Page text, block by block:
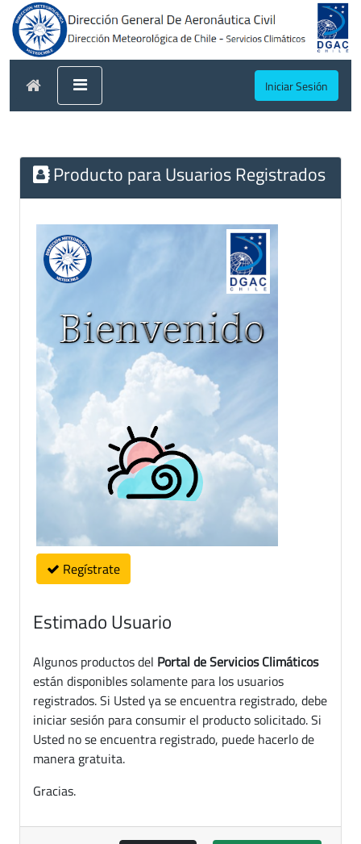
Iniciar Sesión
Producto para Usuarios Registrados
Regístrate
Estimado Usuario
Algunos productos del Portal de Servicios Climáticos
están disponibles solamente para los usuarios
registrados. Si Usted ya se encuentra registrado, debe
iniciar sesión para consumir el producto solicitado. Si
Usted no se encuentra registrado, puede hacerlo de
manera gratuita.
Gracias.